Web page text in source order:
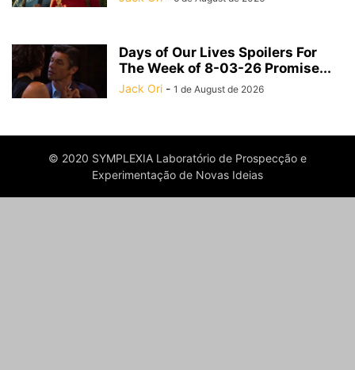
Days of Our Lives Spoilers For
The Week of 8-03-26 Promise...
Jack Ori - 1 de August de 2026
© 2020 SYMPLEXIA Laboratório de Prospecção e
Experimentação de Novas Ideias